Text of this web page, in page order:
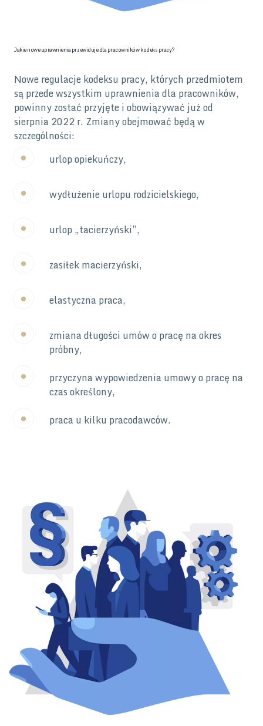
Jakie nowe uprawnienia przewiduje dla pracowników kodeks pracy?
Nowe regulacje kodeksu pracy, których przedmiotem
są przede wszystkim uprawnienia dla pracowników,
powinny zostać przyjęte i obowiązywać już od
sierpnia 2022 r. Zmiany obejmować będą w
szczególności:
urlop opiekuńczy,
wydłużenie urlopu rodzicielskiego,
urlop „tacierzyński”,
zasiłek macierzyński,
elastyczna praca,
zmiana długości umów o pracę na okres
próbny,
przyczyna wypowiedzenia umowy o pracę na
czas określony,
praca u kilku pracodawców.